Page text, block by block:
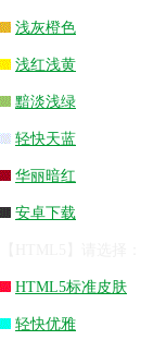
浅灰橙色
浅红浅黄
黯淡浅绿
轻快天蓝
华丽暗红
安卓下载
HTML5标准皮肤
轻快优雅